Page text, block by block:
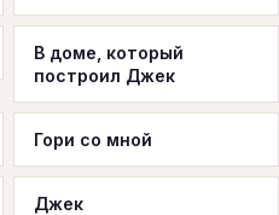
C D E F G
M N O
U V W X Y
В доме, который
построил Джек
Гори со мной
Джек